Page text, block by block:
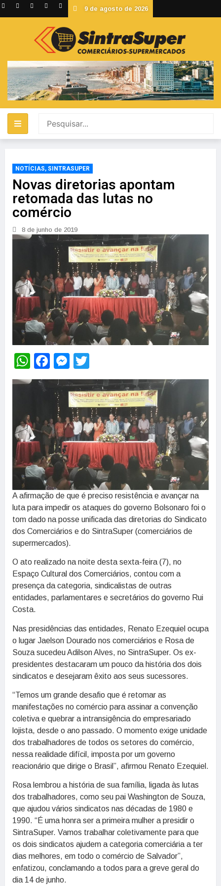
9 de agosto de 2026
NOTÍCIAS,SINTRASUPER
Novas diretorias apontam
retomada das lutas no
comércio
8 de junho de 2019
WhatsApp
Facebook
Messenger
A afirmação de que é preciso resistência e avançar na
luta para impedir os ataques do governo Bolsonaro foi o
tom dado na posse unificada das diretorias do Sindicato
dos Comerciários e do SintraSuper (comerciários de
supermercados).
O ato realizado na noite desta sexta-feira (7), no
Espaço Cultural dos Comerciários, contou com a
presença da categoria, sindicalistas de outras
entidades, parlamentares e secretários do governo Rui
Costa.
Nas presidências das entidades, Renato Ezequiel ocupa
o lugar Jaelson Dourado nos comerciários e Rosa de
Souza sucedeu Adilson Alves, no SintraSuper. Os ex-
presidentes destacaram um pouco da história dos dois
sindicatos e desejaram êxito aos seus sucessores.
“Temos um grande desafio que é retomar as
manifestações no comércio para assinar a convenção
coletiva e quebrar a intransigência do empresariado
lojista, desde o ano passado. O momento exige unidade
dos trabalhadores de todos os setores do comércio,
nessa realidade difícil, imposta por um governo
reacionário que dirige o Brasil”, afirmou Renato Ezequiel.
Rosa lembrou a história de sua família, ligada às lutas
dos trabalhadores, como seu pai Washington de Souza,
que ajudou vários sindicatos nas décadas de 1980 e
1990. “É uma honra ser a primeira mulher a presidir o
SintraSuper. Vamos trabalhar coletivamente para que
os dois sindicatos ajudem a categoria comerciária a ter
dias melhores, em todo o comércio de Salvador”,
enfatizou, conclamando a todos para a greve geral do
dia 14 de junho.